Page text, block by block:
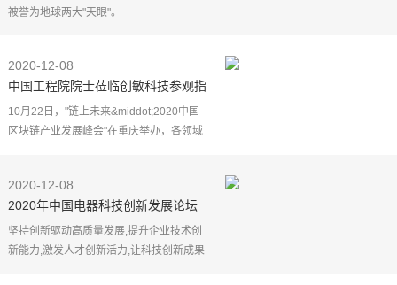
被誉为地球两大"天眼"。
深空只能依靠"中国天眼"FAST
2020-12-08
中国工程院院士莅临创敏科技参观指
导
10月22日，"链上未来&middot;2020中国
区块链产业发展峰会"在重庆举办，各领域
会后，中国工程
2020-12-08
2020年中国电器科技创新发展论坛
将在东莞举行
坚持创新驱动高质量发展,提升企业技术创
新能力,激发人才创新活力,让科技创新成果